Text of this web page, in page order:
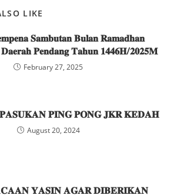
e
LIKE
𝐒𝐚𝐦𝐛𝐮𝐭𝐚𝐧 𝐁𝐮𝐥𝐚𝐧 𝐑𝐚𝐦𝐚𝐝𝐡𝐚𝐧
𝐃𝐚𝐞𝐫𝐚𝐡 𝐏𝐞𝐧𝐝𝐚𝐧𝐠 𝐓𝐚𝐡𝐮𝐧 𝟏𝟒𝟒𝟔𝐇/𝟐𝟎𝟐𝟓𝐌
February 27, 2025
𝐏𝐀𝐒𝐔𝐊𝐀𝐍 𝐏𝐈𝐍𝐆 𝐏𝐎𝐍𝐆 𝐉𝐊𝐑 𝐊𝐄𝐃𝐀𝐇
August 20, 2024
𝐘𝐀𝐒𝐈𝐍 𝐀𝐆𝐀𝐑 𝐃𝐈𝐁𝐄𝐑𝐈𝐊𝐀𝐍